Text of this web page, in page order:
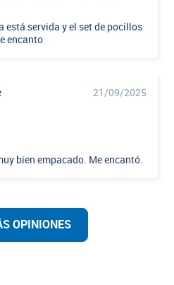
servida y el set de pocillos
encanto
21/09/2025
bien empacado. Me encantó.
OPINIONES